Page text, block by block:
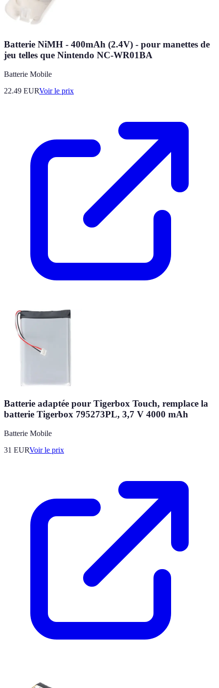
Batterie NiMH - 400mAh (2.4V) - pour manettes de
jeu telles que Nintendo NC-WR01BA
Batterie Mobile
22.49 EURVoir le prix
Batterie adaptée pour Tigerbox Touch, remplace la
batterie Tigerbox 795273PL, 3,7 V 4000 mAh
Batterie Mobile
31 EURVoir le prix